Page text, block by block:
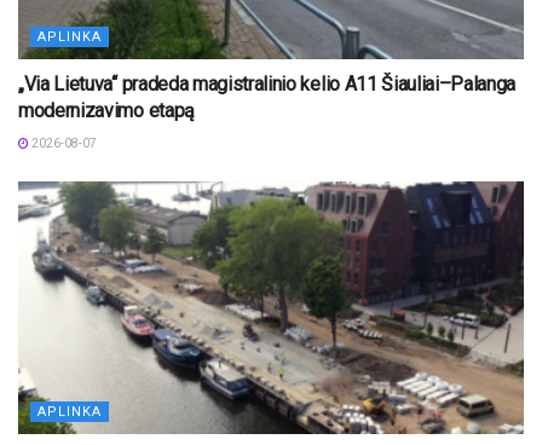
APLINKA
„Via Lietuva“ pradeda magistralinio kelio A11 Šiauliai–Palanga
modernizavimo etapą
2026-08-07
APLINKA